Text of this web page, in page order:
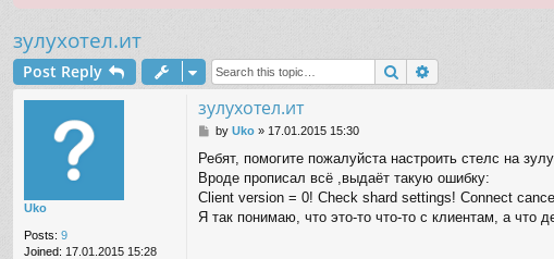
зулухотел.ит
Post Reply Search
Uko
Posts: 9
Joined: 17.01.2015 15:28
зулухотел.ит
P
s
t
by Uko» 17.01.2015 15:30
Ребят, помогите пожалуйста настроить стелс на
Вроде прописал всё ,выдаёт такую ошибку:
Client version = 0! Check shard settings! Connect
Я так понимаю, что это-то что-то с клиентам, а что